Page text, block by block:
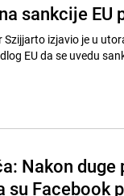
sankcije EU
izjavio je u
EU da se uvedu
Nakon duge
su Facebook